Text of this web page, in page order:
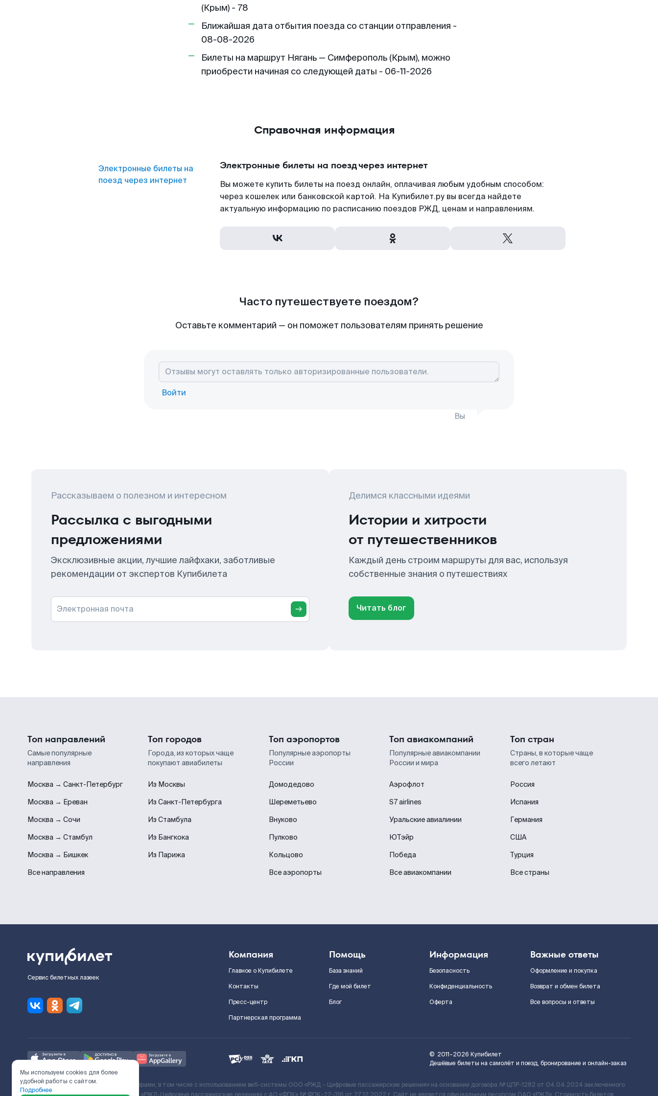
(Крым) - 78
Ближайшая дата отбытия поезда со станции отправления -
08-08-2026
Билеты на маршрут Нягань — Симферополь (Крым), можно
приобрести начиная со следующей даты - 06-11-2026
Справочная информация
Электронные билеты на
поезд через интернет
Электронные билеты на поезд через интернет
Вы можете купить билеты на поезд онлайн, оплачивая любым удобным способом:
через кошелек или банковской картой. На Купибилет.ру вы всегда найдете
актуальную информацию по расписанию поездов РЖД, ценам и направлениям.
Часто путешествуете поездом?
Оставьте комментарий — он поможет пользователям принять решение
Войти
Вы
Рассказываем о полезном и интересном
Рассылка с выгодными
предложениями
Эксклюзивные акции, лучшие лайфхаки, заботливые
рекомендации от экспертов Купибилета
Электронная почта
Делимся классными идеями
Истории и хитрости
от путешественников
Каждый день строим маршруты для вас, используя
собственные знания о путешествиях
Читать блог
Топ направлений
Самые популярные
направления
Москва → Санкт-Петербург
Москва → Ереван
Москва → Сочи
Москва → Стамбул
Москва → Бишкек
Все направления
Топ городов
Города, из которых чаще
покупают авиабилеты
Из Москвы
Из Санкт-Петербурга
Из Стамбула
Из Бангкока
Из Парижа
Топ аэропортов
Популярные аэропорты
России
Домодедово
Шереметьево
Внуково
Пулково
Кольцово
Все аэропорты
Топ авиакомпаний
Популярные авиакомпании
России и мира
Аэрофлот
S7 airlines
Уральские авиалинии
ЮТэйр
Победа
Все авиакомпании
Топ стран
Страны, в которые чаще
всего летают
Россия
Испания
Германия
США
Турция
Все страны
Сервис билетных лазеек
Компания
Главное о Купибилете
Контакты
Пресс-центр
Партнерская программа
Помощь
База знаний
Где мой билет
Блог
Информация
Безопасность
Конфиденциальность
Оферта
Важные ответы
Оформление и покупка
Возврат и обмен билета
Все вопросы и ответы
© 2011–2026 Купибилет
Дешёвые билеты на самолёт и поезд, бронирование и онлайн-заказ
Ж/Д билеты предоставляются партнёрами, в том числе с использованием веб-системы ООО «РЖД – Цифровые пассажирские решения» на основании договора № ЦПР-1282 от 04.04.2024 заключенного
Мы используем cookies для более
удобной работы с сайтом.
Подробнее